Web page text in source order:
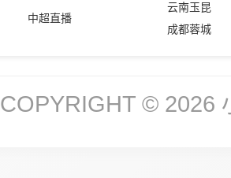
中超直播
云南玉昆
成都蓉城
COPYRIGHT © 2026